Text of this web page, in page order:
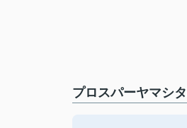
プロスパーヤマシ